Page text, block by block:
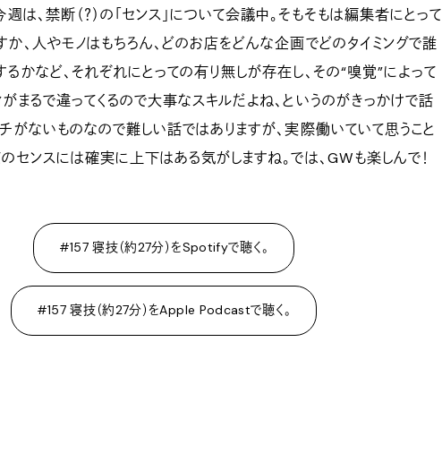
、禁断（？）の「センス」について会議中。そもそもは編集者にとって
、人やモノはもちろん、どのお店をどんな企画でどのタイミングで誰
かなど、それぞれにとっての有り無しが存在し、その“嗅覚”によって
まるで違ってくるので大事なスキルだよね、というのがきっかけで話
がないものなので難しい話ではありますが、実際働いていて思うこと
センスには確実に上下はある気がしますね。では、GWも楽しんで！
#157 寝技（約27分）をSpotifyで聴く。
#157 寝技（約27分）をApple Podcastで聴く。